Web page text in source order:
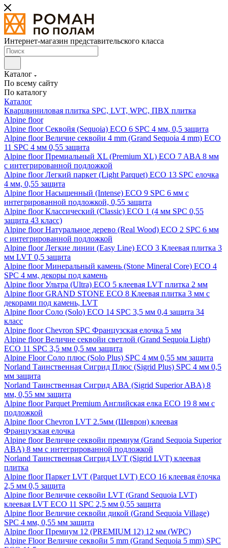
Интернет-магазин представительского класса
Каталог
По всему сайту
По каталогу
Каталог
Кварцвиниловая плитка SPC, LVT, WPC, ПВХ плитка
Alpine floor
Alpine floor Секвойя (Sequoia) ECO 6 SPC 4 мм, 0,5 защита
Alpine floor Величие секвойи 4 mm (Grand Sequoia 4 mm) ECO
11 SPC 4 мм 0,55 защита
Alpine floor Премиальный XL (Premium XL) ECO 7 ABA 8 мм
с интегрированной подложкой
Alpine floor Легкий паркет (Light Parquet) ECO 13 SPC елочка
4 мм, 0,55 защита
Alpine floor Насыщенный (Intense) ECO 9 SPC 6 мм с
интегрированной подложкой, 0,55 защита
Alpine floor Классический (Classic) ECO 1 (4 мм SPC 0,55
защита 43 класс)
Alpine floor Натуральное дерево (Real Wood) ECO 2 SPC 6 мм
с интегрированной подложкой
Alpine floor Легкие линии (Easy Line) ECO 3 Клеевая плитка 3
мм LVT 0,5 защита
Alpine floor Минеральный камень (Stone Mineral Core) ECO 4
SPC 4 мм, декоры под камень
Alpine floor Ультра (Ultra) ECO 5 клеевая LVT плитка 2 мм
Alpine floor GRAND STONE ECO 8 Клеевая плитка 3 мм с
декорами под камень, LVT
Alpine floor Соло (Solo) ECO 14 SPC 3,5 мм 0,4 защита 34
класс
Alpine floor Chevron SPC Французская елочка 5 мм
Alpine floor Величие секвойи светлой (Grand Sequoia Light)
ECO 11 SPC 3,5 мм 0,5 мм защита
Alpine Floor Соло плюс (Solo Plus) SPC 4 мм 0,55 мм защита
Norland Таинственная Сигрид Плюс (Sigrid Plus) SPC 4 мм 0,5
мм защита
Norland Таинственная Сигрид АВА (Sigrid Superior ABA) 8
мм, 0,55 мм защита
Alpine floor Parquet Premium Английская елка ECO 19 8 мм с
подложкой
Alpine floor Chevron LVT 2.5мм (Шеврон) клеевая
Французская елочка
Alpine floor Величие секвойи премиум (Grand Sequoia Superior
ABA) 8 мм с интегрированной подложкой
Norland Таинственная Сигрид LVT (Sigrid LVT) клеевая
плитка
Alpine floor Паркет LVT (Parquet LVT) ECO 16 клеевая ёлочка
2,5 мм 0,5 защита
Alpine floor Величие секвойи LVT (Grand Sequoia LVT)
клеевая LVT ECO 11 SPC 2,5 мм 0,55 защита
Alpine floor Величие секвойи дикой (Grand Sequoia Village)
SPC 4 мм, 0,55 мм защита
Alpine floor Премиум 12 (PREMIUM 12) 12 мм (WPC)
Alpine Floor Величие секвойи 5 mm (Grand Sequoia 5 mm) SPC